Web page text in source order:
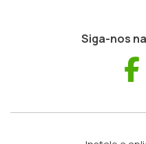
Siga-nos